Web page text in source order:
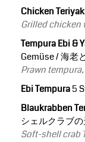
Chicken
Grilled chicken
Tempura Ebi &
Gemüse / 海老
Prawn
Ebi Tempura5
Blaukrabben
シェルクラブ
Soft-shell crab